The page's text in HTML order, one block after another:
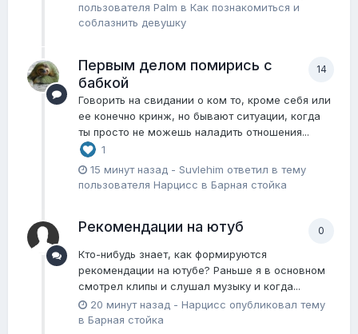
пользователя Palm в Как познакомиться и
соблазнить девушку
14
Первым делом помирись с
бабкой
Говорить на свидании о ком то, кроме себя или
ее конечно кринж, но бывают ситуации, когда
ты просто не можешь наладить отношения...
1
15 минут назад - Suvlehim ответил в тему
пользователя Нарцисс в Барная стойка
0
Рекомендации на ютуб
Кто-нибудь знает, как формируются
рекомендации на ютубе? Раньше я в основном
смотрел клипы и слушал музыку и когда...
20 минут назад - Нарцисс опубликовал тему
в Барная стойка